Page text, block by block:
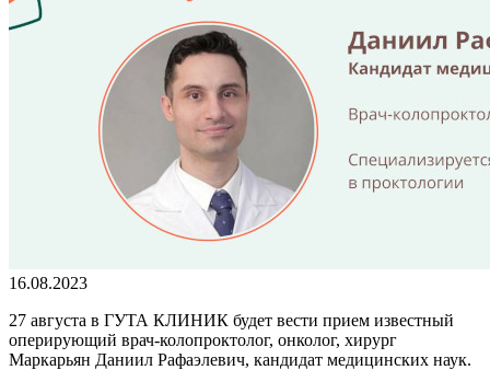
16.08.2023
27 августа в ГУТА КЛИНИК будет вести прием известный
оперирующий врач-колопроктолог, онколог, хирург
Маркарьян Даниил Рафаэлевич, кандидат медицинских наук.